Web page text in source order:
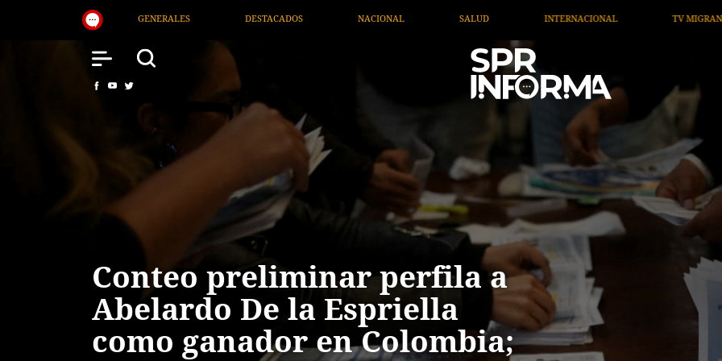
DESTACADOS NACIONAL SALUD INTERNACIONAL TV MIGRANTE INFORMA OPINIÓN
Conteo preliminar perfila a
Abelardo De la Espriella
como ganador en Colombia;